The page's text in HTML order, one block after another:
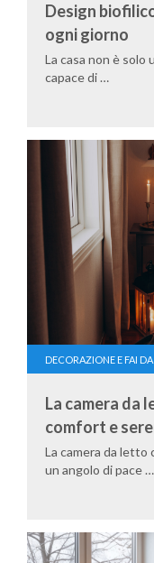
Design
ogni giorno
La casa non è solo
capace di …
DECORAZIONE E FAI
La camera da
comfort e
La camera da letto
un angolo di pace …